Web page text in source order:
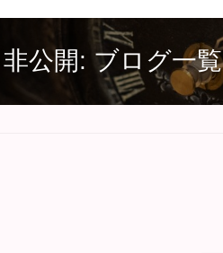
非公開: ブログ一覧